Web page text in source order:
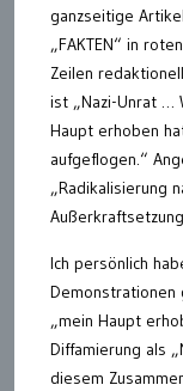
ganzseitige
„FAKTEN“ in
Zeilen
ist „Nazi-Unrat …
Haupt erhoben
aufgeflogen.“
„Radikalisierung
Ich persönlich
Demonstrationen
„mein Haupt
Diffamierung als
diesem